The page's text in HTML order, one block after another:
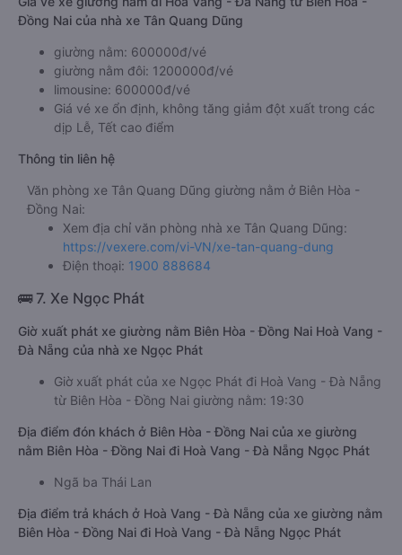
Đồng Nai của nhà xe Tân Quang Dũng
giường nằm: 600000đ/vé
giường nằm đôi: 1200000đ/vé
limousine: 600000đ/vé
Giá vé xe ổn định, không tăng giảm đột xuất trong các
dịp Lễ, Tết cao điểm
Thông tin liên hệ
Văn phòng xe Tân Quang Dũng giường nằm ở Biên Hòa -
Đồng Nai:
Xem địa chỉ văn phòng nhà xe Tân Quang Dũng:
https://vexere.com/vi-VN/xe-tan-quang-dung
Điện thoại: 1900 888684
🚌 7. Xe Ngọc Phát
Giờ xuất phát xe giường nằm Biên Hòa - Đồng Nai Hoà Vang -
Đà Nẵng của nhà xe Ngọc Phát
Giờ xuất phát của xe Ngọc Phát đi Hoà Vang - Đà Nẵng
từ Biên Hòa - Đồng Nai giường nằm: 19:30
Địa điểm đón khách ở Biên Hòa - Đồng Nai của xe giường
nằm Biên Hòa - Đồng Nai đi Hoà Vang - Đà Nẵng Ngọc Phát
Ngã ba Thái Lan
Địa điểm trả khách ở Hoà Vang - Đà Nẵng của xe giường nằm
Biên Hòa - Đồng Nai đi Hoà Vang - Đà Nẵng Ngọc Phát